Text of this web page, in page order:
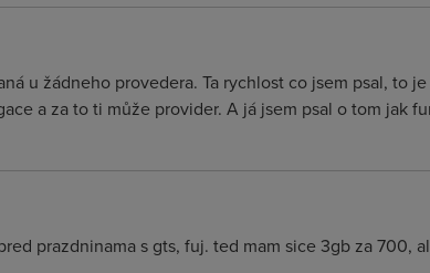
u žádneho provedera. Ta rychlost co jsem psal, to
a za to ti může provider. A já jsem psal o tom jak
prazdninama s gts, fuj. ted mam sice 3gb za 700,